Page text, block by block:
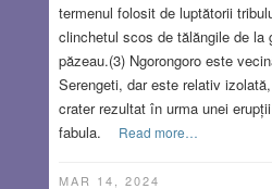
termenul folosit de luptătorii
clinchetul scos de tălăngile de la
păzeau.(3) Ngorongoro este
Serengeti, dar este relativ
crater rezultat în urma unei
fabula.
Read more…
MAR 14, 2024